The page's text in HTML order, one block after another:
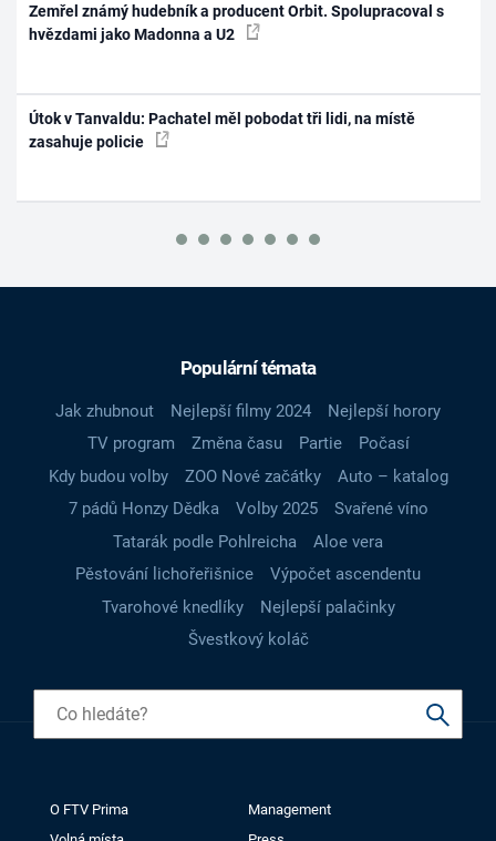
Zemřel známý hudebník a producent Orbit. Spolupracoval s
hvězdami jako Madonna a U2
Útok v Tanvaldu: Pachatel měl pobodat tři lidi, na místě
zasahuje policie
Populární témata
Jak zhubnout Nejlepší filmy 2024
Nejlepší horory
TV program
Změna času Partie
Počasí
Kdy budou volby
ZOO Nové začátky
Auto – katalog
7 pádů Honzy Dědka
Volby 2025
Svařené víno
Tatarák podle Pohlreicha
Aloe vera
Pěstování lichořeřišnice
Výpočet ascendentu
Tvarohové knedlíky
Nejlepší palačinky
Švestkový koláč
O FTV Prima
Management